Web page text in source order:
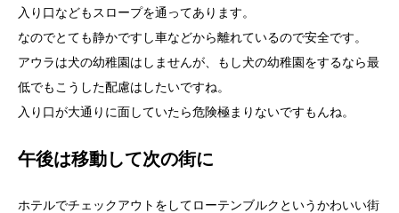
入り口などもスロープを通ってあります。
なのでとても静かですし車などから離れているので安全です。
アウラは犬の幼稚園はしませんが、もし犬の幼稚園をするなら最
低でもこうした配慮はしたいですね。
入り口が大通りに面していたら危険極まりないですもんね。
午後は移動して次の街に
ホテルでチェックアウトをしてローテンブルクというかわいい街